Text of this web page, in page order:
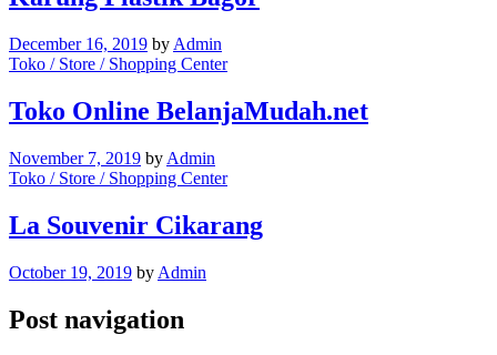
December 16, 2019 by Admin
Toko / Store / Shopping Center
Toko Online BelanjaMudah.net
November 7, 2019 by Admin
Toko / Store / Shopping Center
La Souvenir Cikarang
October 19, 2019 by Admin
Post navigation